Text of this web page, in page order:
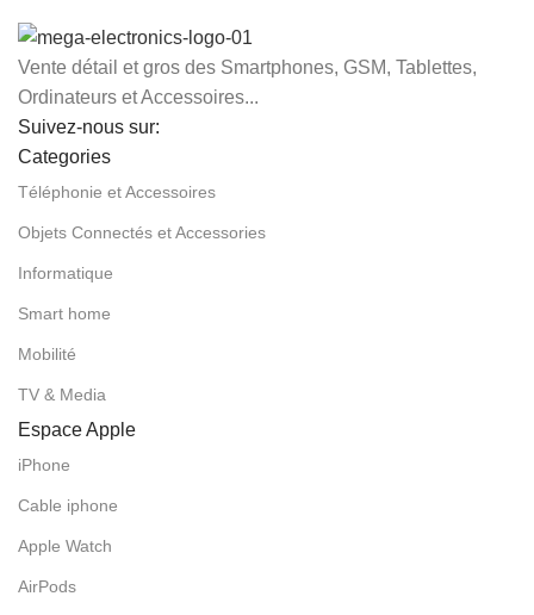
Vente détail et gros des Smartphones, GSM, Tablettes,
Ordinateurs et Accessoires...
Suivez-nous sur:
Categories
Téléphonie et Accessoires
Objets Connectés et Accessories
Informatique
Smart home
Mobilité
TV & Media
Espace Apple
iPhone
Cable iphone
Apple Watch
AirPods